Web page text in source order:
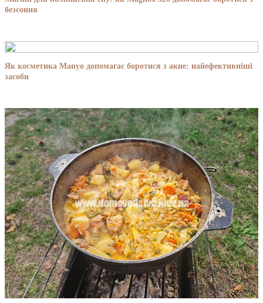
безсоння
Як косметика Manyo допомагає боротися з акне: найефективніші
засоби